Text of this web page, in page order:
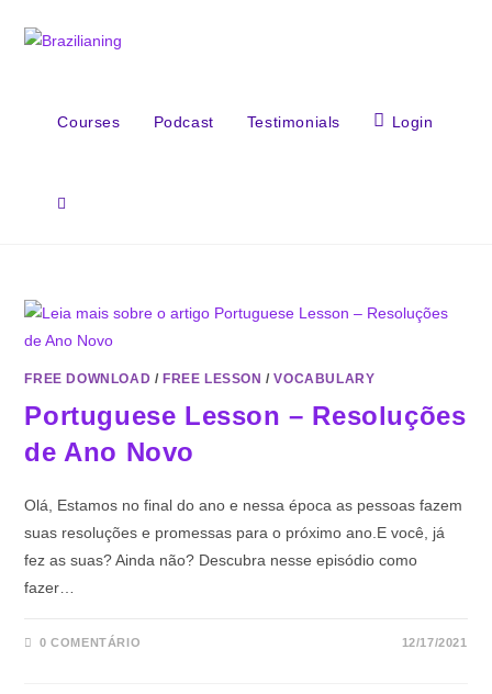
Courses Podcast Testimonials Login
FREE DOWNLOAD / FREE LESSON /VOCABULARY
Portuguese Lesson – Resoluções
de Ano Novo
Olá, Estamos no final do ano e nessa época as pessoas fazem
suas resoluções e promessas para o próximo ano.E você, já
fez as suas? Ainda não? Descubra nesse episódio como
fazer…
0 COMENTÁRIO 12/17/2021